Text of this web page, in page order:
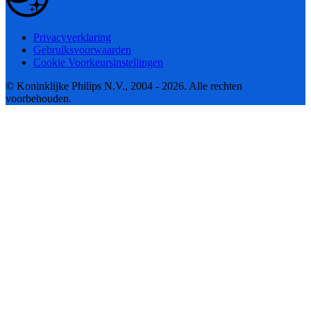
Privacyverklaring
Gebruiksvoorwaarden
Cookie Voorkeursinstellingen
© Koninklijke Philips N.V., 2004 - 2026. Alle rechten
voorbehouden.